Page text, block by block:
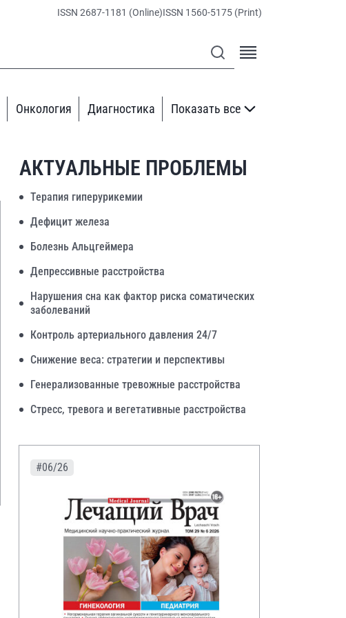
ISSN 2687-1181 (Online)ISSN 1560-5175 (Print)
Онкология Диагностика Показать все
АКТУАЛЬНЫЕ ПРОБЛЕМЫ
Терапия гиперурикемии
Дефицит железа
Болезнь Альцгеймера
Депрессивные расстройства
Нарушения сна как фактор риска соматических
заболеваний
Контроль артериального давления 24/7
Снижение веса: стратегии и перспективы
Генерализованные тревожные расстройства
Стресс, тревога и вегетативные расстройства
#06/26